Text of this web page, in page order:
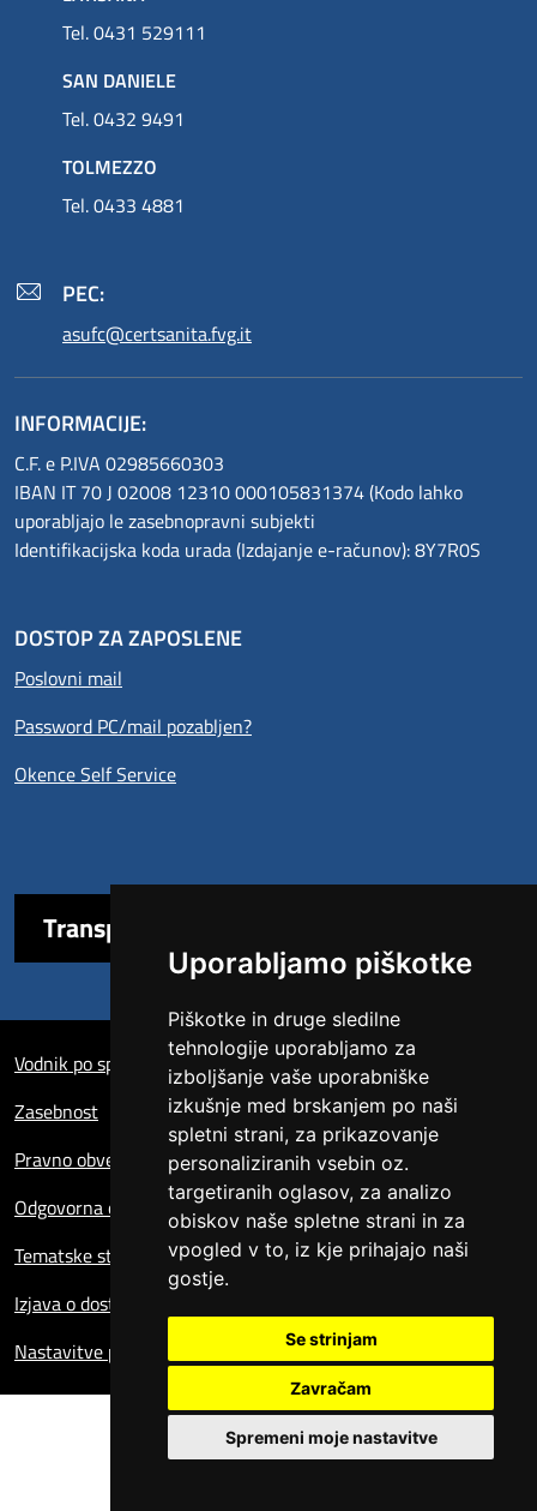
Uporabljamo piškotke
Piškotke in druge sledilne
tehnologije uporabljamo za
izboljšanje vaše uporabniške
izkušnje med brskanjem po naši
spletni strani, za prikazovanje
personaliziranih vsebin oz.
targetiranih oglasov, za analizo
obiskov naše spletne strani in za
vpogled v to, iz kje prihajajo naši
gostje.
Se strinjam
Zavračam
Spremeni moje nastavitve
Tel. 0431 529111
SAN DANIELE
Tel. 0432 9491
TOLMEZZO
Tel. 0433 4881
PEC:
asufc@certsanita.fvg.it
INFORMACIJE:
C.F. e P.IVA 02985660303
IBAN IT 70 J 02008 12310 000105831374 (Kodo lahko
uporabljajo le zasebnopravni subjekti
Identifikacijska koda urada (Izdajanje e-računov): 8Y7R0S
DOSTOP ZA ZAPOSLENE
Poslovni mail
Password PC/mail pozabljen?
Okence Self Service
Transparentna uprava
Vodnik po spletni strani
Zasebnost
Pravno obvestilo
Odgovorna oseba za spletno stran
Tematske strani
Izjava o dostopnosti
Nastavitve piškotkov